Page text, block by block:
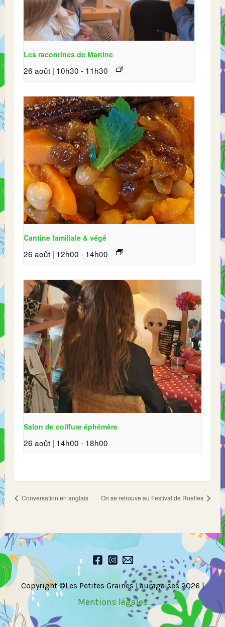
Les racontines de Martine
26 août | 10h30 - 11h30
Cantine familiale & végé
26 août | 12h00 - 14h00
Salon de coiffure éphémère
26 août | 14h00 - 18h00
Conversation en anglais On se retrouve au Festival de Ruelles
Copyright ©Les Petites Graines Lauragaises 2026 |
Mentions légales